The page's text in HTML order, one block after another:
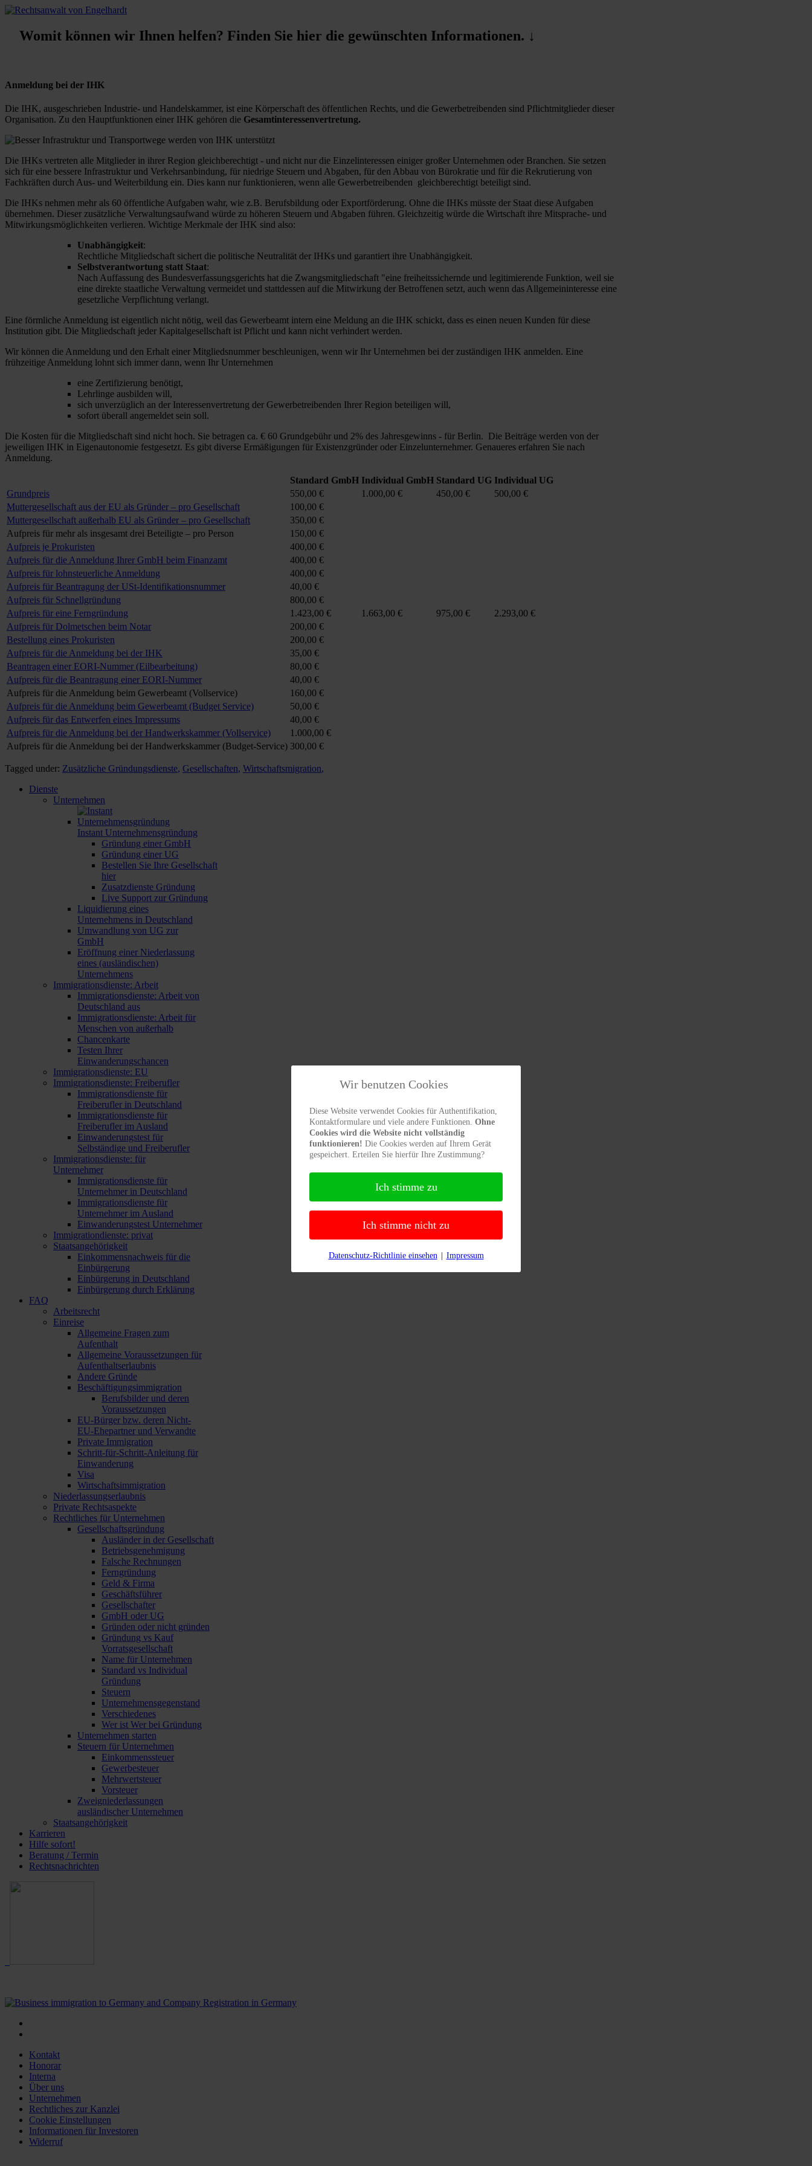
Womit können wir Ihnen helfen? Finden Sie hier die gewünschten Informationen. ↓
Anmeldung bei der IHK
Die IHK, ausgeschrieben Industrie- und Handelskammer, ist eine Körperschaft des öffentlichen Rechts, und die Gewerbetreibenden sind Pflichtmitglieder dieser
Organisation. Zu den Hauptfunktionen einer IHK gehören die Gesamtinteressenvertretung.
Die IHKs vertreten alle Mitglieder in ihrer Region gleichberechtigt - und nicht nur die Einzelinteressen einiger großer Unternehmen oder Branchen. Sie setzen
sich für eine bessere Infrastruktur und Verkehrsanbindung, für niedrige Steuern und Abgaben, für den Abbau von Bürokratie und für die Rekrutierung von
Fachkräften durch Aus- und Weiterbildung ein. Dies kann nur funktionieren, wenn alle Gewerbetreibenden gleichberechtigt beteiligt sind.
Die IHKs nehmen mehr als 60 öffentliche Aufgaben wahr, wie z.B. Berufsbildung oder Exportförderung. Ohne die IHKs müsste der Staat diese Aufgaben
übernehmen. Dieser zusätzliche Verwaltungsaufwand würde zu höheren Steuern und Abgaben führen. Gleichzeitig würde die Wirtschaft ihre Mitsprache- und
Mitwirkungsmöglichkeiten verlieren. Wichtige Merkmale der IHK sind also:
Unabhängigkeit:
Rechtliche Mitgliedschaft sichert die politische Neutralität der IHKs und garantiert ihre Unabhängigkeit.
Selbstverantwortung statt Staat:
Nach Auffassung des Bundesverfassungsgerichts hat die Zwangsmitgliedschaft "eine freiheitssichernde und legitimierende Funktion, weil sie
eine direkte staatliche Verwaltung vermeidet und stattdessen auf die Mitwirkung der Betroffenen setzt, auch wenn das Allgemeininteresse eine
gesetzliche Verpflichtung verlangt.
Eine förmliche Anmeldung ist eigentlich nicht nötig, weil das Gewerbeamt intern eine Meldung an die IHK schickt, dass es einen neuen Kunden für diese
Institution gibt. Die Mitgliedschaft jeder Kapitalgesellschaft ist Pflicht und kann nicht verhindert werden.
Wir können die Anmeldung und den Erhalt einer Mitgliedsnummer beschleunigen, wenn wir Ihr Unternehmen bei der zuständigen IHK anmelden. Eine
frühzeitige Anmeldung lohnt sich immer dann, wenn Ihr Unternehmen
eine Zertifizierung benötigt,
Lehrlinge ausbilden will,
sich unverzüglich an der Interessenvertretung der Gewerbetreibenden Ihrer Region beteiligen will,
sofort überall angemeldet sein soll.
Die Kosten für die Mitgliedschaft sind nicht hoch. Sie betragen ca. € 60 Grundgebühr und 2% des Jahresgewinns - für Berlin. Die Beiträge werden von der
jeweiligen IHK in Eigenautonomie festgesetzt. Es gibt diverse Ermäßigungen für Existenzgründer oder Einzelunternehmer. Genaueres erfahren Sie nach
Anmeldung.
Standard GmbH Individual GmbH Standard UG Individual UG
Grundpreis
550,00 € 1.000,00 € 450,00 €
500,00 €
Muttergesellschaft aus der EU als Gründer – pro Gesellschaft
100,00 €
Muttergesellschaft außerhalb EU als Gründer – pro Gesellschaft
350,00 €
Aufpreis für mehr als insgesamt drei Beteiligte – pro Person
150,00 €
Aufpreis je Prokuristen
400,00 €
Aufpreis für die Anmeldung Ihrer GmbH beim Finanzamt
400,00 €
Aufpreis für lohnsteuerliche Anmeldung
400,00 €
Aufpreis für Beantragung der USt-Identifikationsnummer
40,00 €
Aufpreis für Schnellgründung
800,00 €
Aufpreis für eine Ferngründung
1.423,00 € 1.663,00 € 975,00 €
2.293,00 €
Aufpreis für Dolmetschen beim Notar
200,00 €
Bestellung eines Prokuristen
200,00 €
Aufpreis für die Anmeldung bei der IHK
35,00 €
Beantragen einer EORI-Nummer (Eilbearbeitung)
80,00 €
Aufpreis für die Beantragung einer EORI-Nummer
40,00 €
Aufpreis für die Anmeldung beim Gewerbeamt (Vollservice)
160,00 €
Aufpreis für die Anmeldung beim Gewerbeamt (Budget Service)
50,00 €
Aufpreis für das Entwerfen eines Impressums
40,00 €
Aufpreis für die Anmeldung bei der Handwerkskammer (Vollservice)
1.000,00 €
Aufpreis für die Anmeldung bei der Handwerkskammer (Budget-Service) 300,00 €
Tagged under: Zusätzliche Gründungsdienste, Gesellschaften, Wirtschaftsmigration,
Dienste
Unternehmen
Instant Unternehmensgründung
Gründung einer GmbH
Gründung einer UG
Bestellen Sie Ihre Gesellschaft
hier
Zusatzdienste Gründung
Live Support zur Gründung
Liquidierung eines
Unternehmens in Deutschland
Umwandlung von UG zur
GmbH
Eröffnung einer Niederlassung
eines (ausländischen)
Unternehmens
Immigrationsdienste: Arbeit
Immigrationsdienste: Arbeit von
Deutschland aus
Immigrationsdienste: Arbeit für
Menschen von außerhalb
Chancenkarte
Testen Ihrer
Einwanderungschancen
Immigrationsdienste: EU
Immigrationsdienste: Freiberufler
Immigrationsdienste für
Freiberufler in Deutschland
Immigrationsdienste für
Freiberufler im Ausland
Einwanderungstest für
Selbständige und Freiberufler
Immigrationsdienste: für
Unternehmer
Immigrationsdienste für
Unternehmer in Deutschland
Immigrationsdienste für
Unternehmer im Ausland
Einwanderungstest Unternehmer
Immigrationdienste: privat
Staatsangehörigkeit
Einkommensnachweis für die
Einbürgerung
Einbürgerung in Deutschland
Einbürgerung durch Erklärung
FAQ
Arbeitsrecht
Einreise
Allgemeine Fragen zum
Aufenthalt
Allgemeine Voraussetzungen für
Aufenthaltserlaubnis
Andere Gründe
Beschäftigungsimmigration
Berufsbilder und deren
Voraussetzungen
EU-Bürger bzw. deren Nicht-
EU-Ehepartner und Verwandte
Private Immigration
Schritt-für-Schritt-Anleitung für
Einwanderung
Visa
Wirtschaftsimmigration
Niederlassungserlaubnis
Private Rechtsaspekte
Rechtliches für Unternehmen
Gesellschaftsgründung
Ausländer in der Gesellschaft
Betriebsgenehmigung
Falsche Rechnungen
Ferngründung
Geld & Firma
Geschäftsführer
Gesellschafter
GmbH oder UG
Gründen oder nicht gründen
Gründung vs Kauf
Vorratsgesellschaft
Name für Unternehmen
Standard vs Individual
Gründung
Steuern
Unternehmensgegenstand
Verschiedenes
Wer ist Wer bei Gründung
Unternehmen starten
Steuern für Unternehmen
Einkommenssteuer
Gewerbesteuer
Mehrwertsteuer
Vorsteuer
Zweigniederlassungen
ausländischer Unternehmen
Staatsangehörigkeit
Karrieren
Hilfe sofort!
Beratung / Termin
Rechtsnachrichten
Kontakt
Honorar
Interna
Über uns
Unternehmen
Rechtliches zur Kanzlei
Cookie Einstellungen
Informationen für Investoren
Widerruf
Wir benutzen Cookies
Diese Website verwendet Cookies für Authentifikation,
Kontaktformulare und viele andere Funktionen. Ohne
Cookies wird die Website nicht vollständig
funktionieren! Die Cookies werden auf Ihrem Gerät
gespeichert. Erteilen Sie hierfür Ihre Zustimmung?
Ich stimme zu
Ich stimme nicht zu
Datenschutz-Richtlinie einsehen Impressum